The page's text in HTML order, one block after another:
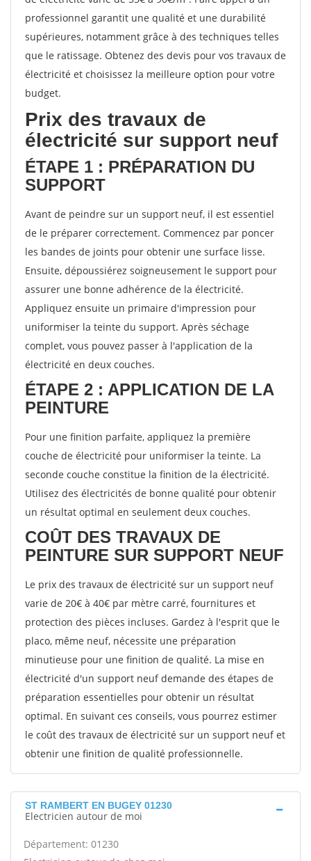
professionnel garantit une qualité et une durabilité
supérieures, notamment grâce à des techniques telles
que le ratissage. Obtenez des devis pour vos travaux de
électricité et choisissez la meilleure option pour votre
budget.
Prix des travaux de
électricité sur support neuf
ÉTAPE 1 : PRÉPARATION DU
SUPPORT
Avant de peindre sur un support neuf, il est essentiel
de le préparer correctement. Commencez par poncer
les bandes de joints pour obtenir une surface lisse.
Ensuite, dépoussiérez soigneusement le support pour
assurer une bonne adhérence de la électricité.
Appliquez ensuite un primaire d'impression pour
uniformiser la teinte du support. Après séchage
complet, vous pouvez passer à l'application de la
électricité en deux couches.
ÉTAPE 2 : APPLICATION DE LA
PEINTURE
Pour une finition parfaite, appliquez la première
couche de électricité pour uniformiser la teinte. La
seconde couche constitue la finition de la électricité.
Utilisez des électricités de bonne qualité pour obtenir
un résultat optimal en seulement deux couches.
COÛT DES TRAVAUX DE
PEINTURE SUR SUPPORT NEUF
Le prix des travaux de électricité sur un support neuf
varie de 20€ à 40€ par mètre carré, fournitures et
protection des pièces incluses. Gardez à l'esprit que le
placo, même neuf, nécessite une préparation
minutieuse pour une finition de qualité. La mise en
électricité d'un support neuf demande des étapes de
préparation essentielles pour obtenir un résultat
optimal. En suivant ces conseils, vous pourrez estimer
le coût des travaux de électricité sur un support neuf et
obtenir une finition de qualité professionnelle.
ST RAMBERT EN BUGEY 01230
Electricien autour de moi
Département: 01230